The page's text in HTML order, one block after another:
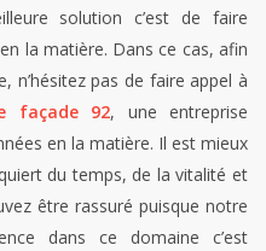
solution c’est de faire
la matière. Dans ce cas, afin
n’hésitez pas de faire appel à
façade 92, une entreprise
en la matière. Il est mieux
du temps, de la vitalité et
être rassuré puisque notre
dans ce domaine c’est